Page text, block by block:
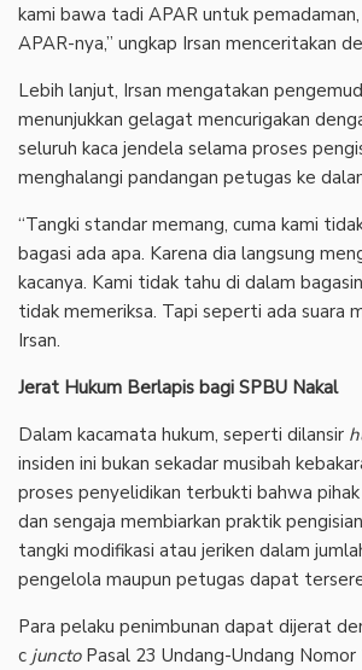
kami bawa tadi APAR untuk
APAR-nya,” ungkap Irsan menceritakan
Lebih lanjut, Irsan mengatakan
menunjukkan gelagat mencurigakan
seluruh kaca jendela selama proses
menghalangi pandangan petugas ke
“Tangki standar memang, cuma kami
bagasi ada apa. Karena dia langsung
kacanya. Kami tidak tahu di dalam
tidak memeriksa. Tapi seperti ada suara
Irsan.
Jerat Hukum Berlapis bagi SPBU Nakal
Dalam kacamata hukum, seperti dilansir
insiden ini bukan sekadar musibah
proses penyelidikan terbukti bahwa
dan sengaja membiarkan praktik
tangki modifikasi atau jeriken dalam
pengelola maupun petugas dapat
Para pelaku penimbunan dapat dijerat
c junctoPasal 23 Undang-Undang Nomor